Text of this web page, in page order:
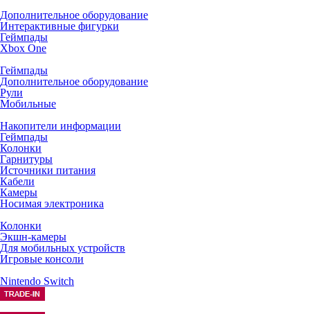
Дополнительное оборудование
Интерактивные фигурки
Геймпады
Xbox One
Геймпады
Дополнительное оборудование
Рули
Мобильные
Накопители информации
Геймпады
Колонки
Гарнитуры
Источники питания
Кабели
Камеры
Носимая электроника
Колонки
Экшн-камеры
Для мобильных устройств
Игровые консоли
Nintendo Switch